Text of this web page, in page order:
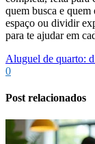
quem busca e
espaço ou dividir
para te ajudar em
Aluguel de quarto:
0
Post relacionados